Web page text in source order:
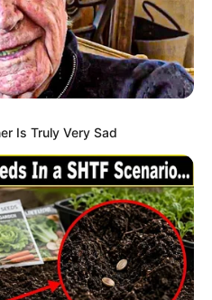
Is Truly Very Sad